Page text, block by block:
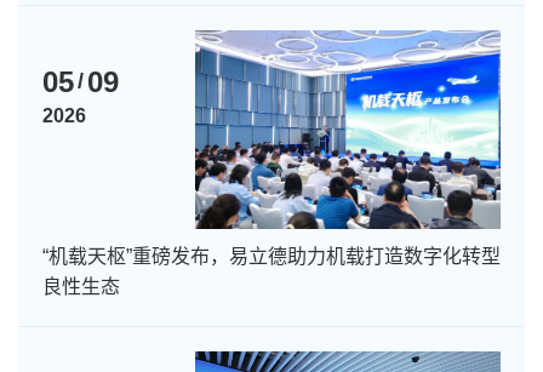
05/ 09
2026
“机载天枢”重磅发布，易立德助力机载打造数字化转型
良性生态